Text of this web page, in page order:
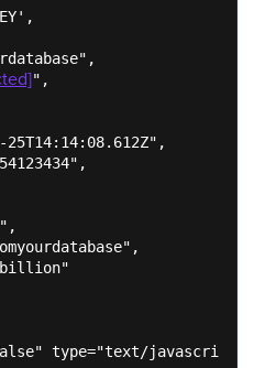
",
25T14:14:08.612Z",
type="text/